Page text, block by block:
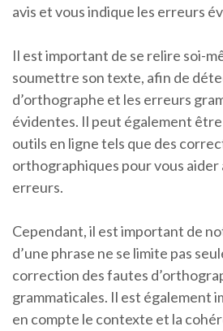
avis et vous indique les erreurs
Il est important de se relire soi-
soumettre son texte, afin de
d’orthographe et les erreurs
évidentes. Il peut également
outils en ligne tels que des
orthographiques pour vous
erreurs.
Cependant, il est important de
d’une phrase ne se limite pas
correction des fautes
grammaticales. Il est également
en compte le contexte et la